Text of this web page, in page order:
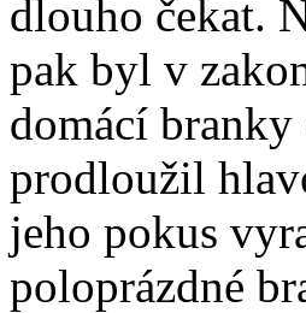
dlouho čekat.
pak byl v
domácí
prodloužil
jeho pokus
poloprázdné